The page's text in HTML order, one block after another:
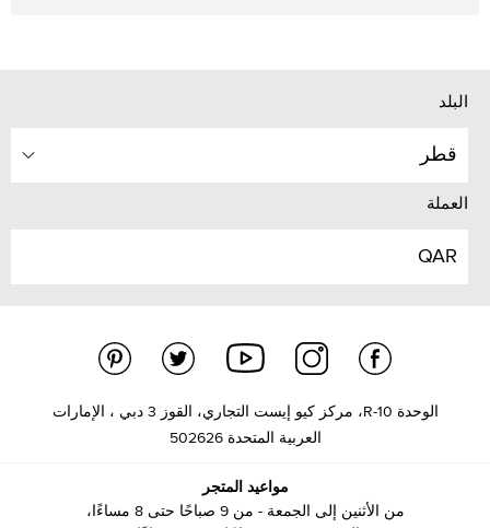
البلد
قطر
العملة
QAR
الوحدة R-10، مركز كيو إيست التجاري، القوز 3 دبي ، الإمارات
العربية المتحدة 502626
مواعيد المتجر
من الأثنين إلى الجمعة - من 9 صباحًا حتى 8 مساءًا،